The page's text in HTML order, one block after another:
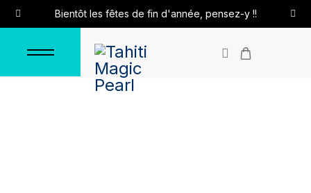
Bientôt les fêtes de fin d'année, pensez-y !!